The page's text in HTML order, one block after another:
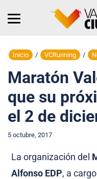
Inicio / VCRunning /
Maratón
que su
el 2 de
5 octubre, 2017
La organización del
Alfonso EDP, a